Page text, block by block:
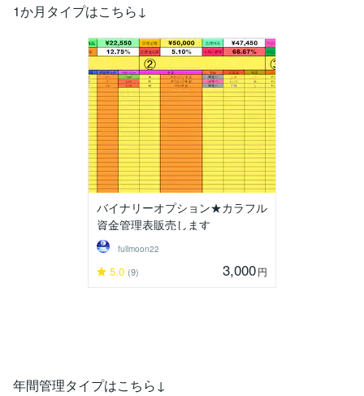
1か月タイプはこちら↓
バイナリーオプション★カラフル
資金管理表販売します
fullmoon22
5.0 (9) 3,000円
年間管理タイプはこちら↓